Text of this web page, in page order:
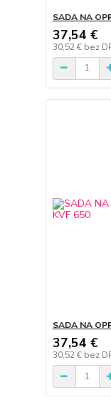
SADA NA
37,54 €
30,52 € bez
SADA NA
37,54 €
30,52 € bez